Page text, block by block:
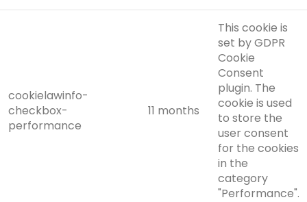
cookielawinfo-
checkbox-
performance
11 months
This cookie is
set by GDPR
Cookie
Consent
plugin. The
cookie is used
to store the
user consent
for the cookies
in the
category
"Performance".